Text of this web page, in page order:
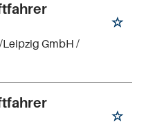
Leipzig GmbH/